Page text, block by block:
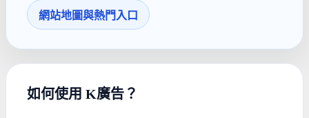
網站地圖與熱門入口
如何使用 K廣告？